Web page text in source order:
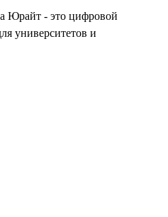
Юрайт - это цифровой
университетов и